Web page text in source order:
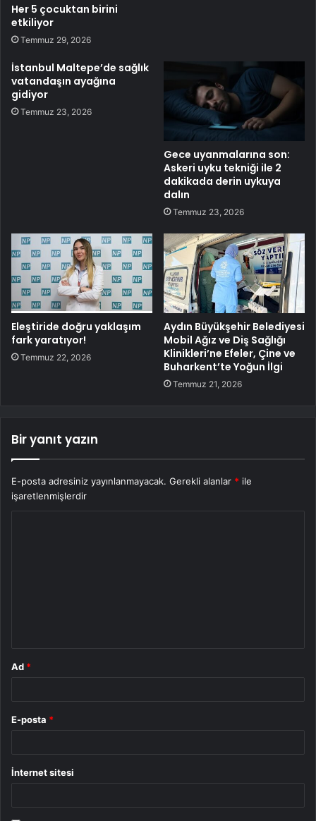
Her 5 çocuktan birini
etkiliyor
Temmuz 29, 2026
İstanbul Maltepe’de sağlık
vatandaşın ayağına
gidiyor
Temmuz 23, 2026
Gece uyanmalarına son:
Askeri uyku tekniği ile 2
dakikada derin uykuya
dalın
Temmuz 23, 2026
Eleştiride doğru yaklaşım
fark yaratıyor!
Temmuz 22, 2026
Aydın Büyükşehir Belediyesi
Mobil Ağız ve Diş Sağlığı
Klinikleri’ne Efeler, Çine ve
Buharkent’te Yoğun İlgi
Temmuz 21, 2026
Bir yanıt yazın
E-posta adresiniz yayınlanmayacak. Gerekli alanlar * ile
işaretlenmişlerdir
Ad *
E-posta *
İnternet sitesi